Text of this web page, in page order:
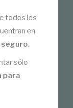
todos los
en
sólo
para